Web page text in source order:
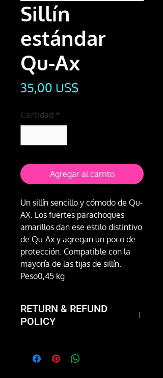
Sillín
estándar
Qu-Ax
35,00 US$
Cantidad *
Agregar al carrito
Un sillín sencillo y cómodo de Qu-
AX. Los fuertes parachoques
amarillos dan ese estilo distintivo
de Qu-Ax y agregan un poco de
protección. Compatible con la
mayoría de las tijas de sillín.
Peso0,45 kg
RETURN & REFUND
POLICY
We'll take it back and exchange